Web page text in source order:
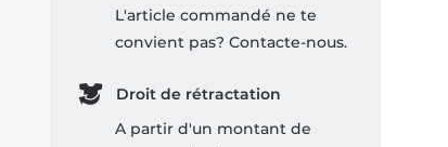
L'article commandé ne te
convient pas? Contacte-nous.
Droit de rétractation
A partir d'un montant de